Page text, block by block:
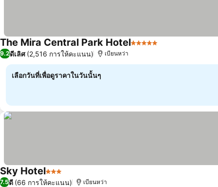
The Mira Central Park Hotel5 ดาว
9.2ดีเลิศ (2,516 การให้คะแนน) เบียนหว่า
เลือกวันที่เพื่อดูราคาในวันนั้นๆ
Sky Hotel3 ดาว
7.5ดี (66 การให้คะแนน) เบียนหว่า